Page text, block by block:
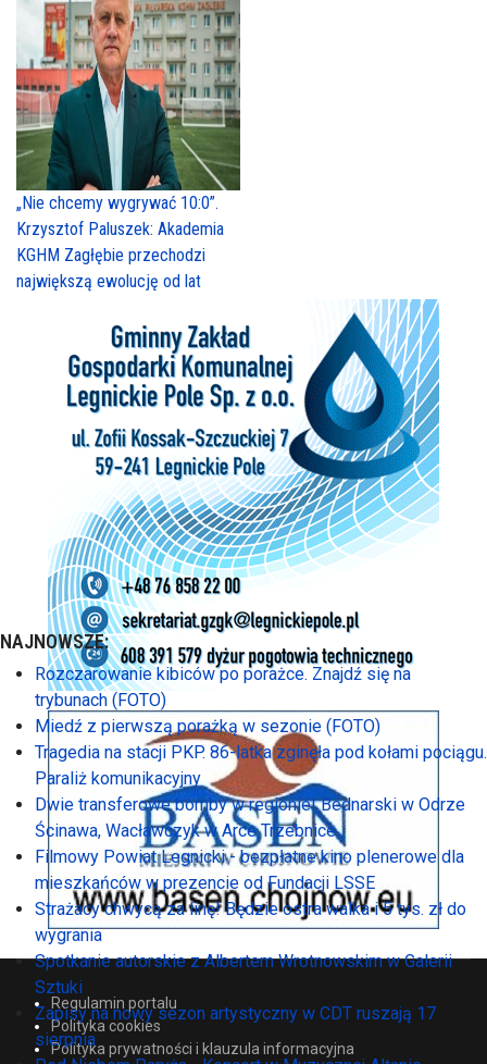
„Nie chcemy wygrywać 10:0”.
Krzysztof Paluszek: Akademia
KGHM Zagłębie przechodzi
największą ewolucję od lat
Regulamin portalu
Polityka cookies
Polityka prywatności i klauzula informacyjna
NAJNOWSZE:
Rozczarowanie kibiców po porażce. Znajdź się na
trybunach (FOTO)
Miedź z pierwszą porażką w sezonie (FOTO)
Tragedia na stacji PKP. 86-latka zginęła pod kołami pociągu.
Paraliż komunikacyjny
Dwie transferowe bomby w regionie! Bednarski w Odrze
Ścinawa, Wacławczyk w Arce Trzebnice
Filmowy Powiat Legnicki - bezpłatne kino plenerowe dla
mieszkańców w prezencie od Fundacji LSSE
Strażacy chwycą za linę! Będzie ostra walka i 5 tys. zł do
wygrania
Spotkanie autorskie z Albertem Wrotnowskim w Galerii
Sztuki
Zapisy na nowy sezon artystyczny w CDT ruszają 17
sierpnia